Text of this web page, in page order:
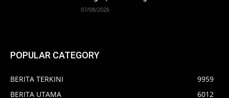
07/08/2026
POPULAR CATEGORY
BERITA TERKINI
9959
BERITA UTAMA
6012